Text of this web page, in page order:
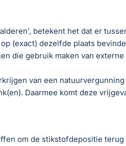
betekent het dat er
(exact) dezelfde plaats
die gebruik maken van
van een
Daarmee komt deze
om de stikstofdepositie